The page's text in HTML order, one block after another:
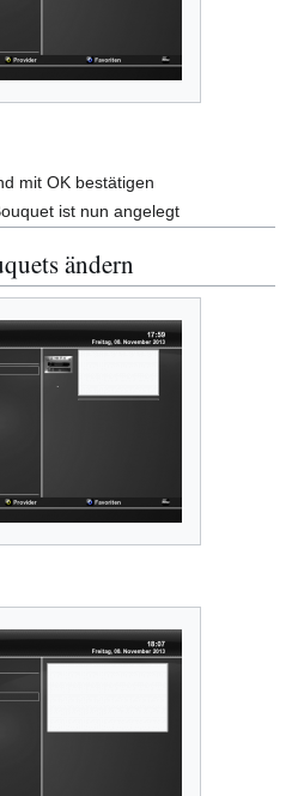
mit OK bestätigen
ist nun angelegt
ändern